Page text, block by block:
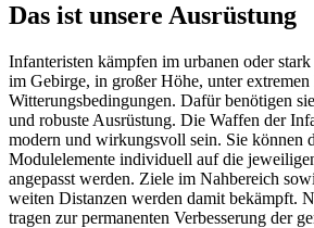
Das ist unsere Ausrüstung
Infanteristen kämpfen im urbanen oder
im Gebirge, in großer Höhe, unter
Witterungsbedingungen. Dafür benötigen
und robuste Ausrüstung. Die Waffen der
modern und wirkungsvoll sein. Sie können
Modulelemente individuell auf die
angepasst werden. Ziele im Nahbereich
weiten Distanzen werden damit bekämpft.
tragen zur permanenten Verbesserung der